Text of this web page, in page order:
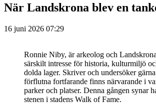
När Landskrona blev en
16 juni 2026 07:29
Ronnie Niby, är arkeolog och
särskilt intresse för historia, kulturmiljö
dolda lager. Skriver och undersöker
förflutna fortfarande finns närvarande i
parker och platser. Denna gången synar
stenen i stadens Walk of Fame.